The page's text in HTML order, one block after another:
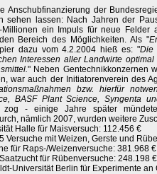
Anschubfinanzierung der
sehen lassen: Nach Jahren der
Millionen ein Impuls für neue Felder
Bereich des Möglichkeiten. Als "
dazu vom 4.2.2004 hieß es: "Die
Interessen aller Landwirte
" Neben Gentechnikkonzernen
war auch der Initiatorenverein des
bzw. hierfür
BASF Plant Science, Syngenta
zog - einige Jahre später
nämlich 2007, wurden weitere
Halle für Maisversuch: 112.456 €
Versuche mit Weizen, Gerste und
für Raps-/Weizenversuche: 381.968 €
für Rübenversuche: 248.198 €
Universität Berlin für Experimente